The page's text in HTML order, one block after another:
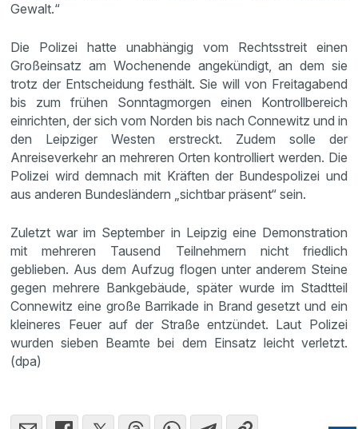
Gewalt.“
Die Polizei hatte unabhängig vom Rechtsstreit einen
Großeinsatz am Wochenende angekündigt, an dem sie
trotz der Entscheidung festhält. Sie will von Freitagabend
bis zum frühen Sonntagmorgen einen Kontrollbereich
einrichten, der sich vom Norden bis nach Connewitz und in
den Leipziger Westen erstreckt. Zudem solle der
Anreiseverkehr an mehreren Orten kontrolliert werden. Die
Polizei wird demnach mit Kräften der Bundespolizei und
aus anderen Bundesländern „sichtbar präsent“ sein.
Zuletzt war im September in Leipzig eine Demonstration
mit mehreren Tausend Teilnehmern nicht friedlich
geblieben. Aus dem Aufzug flogen unter anderem Steine
gegen mehrere Bankgebäude, später wurde im Stadtteil
Connewitz eine große Barrikade in Brand gesetzt und ein
kleineres Feuer auf der Straße entzündet. Laut Polizei
wurden sieben Beamte bei dem Einsatz leicht verletzt.
(dpa)